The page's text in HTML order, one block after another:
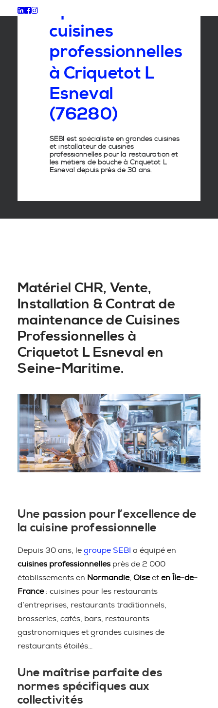
Spécialiste
cuisines
professionnelles
à Criquetot L
Esneval
(76280)
SEBI est spécialiste en grandes cuisines
et installateur de cuisines
professionnelles pour la restauration et
les métiers de bouche à Criquetot L
Esneval depuis près de 30 ans.
Matériel CHR, Vente,
Installation & Contrat de
maintenance de Cuisines
Professionnelles à
Criquetot L Esneval en
Seine-Maritime.
Une passion pour l’excellence de
la cuisine professionnelle
Depuis 30 ans, le groupe SEBI a équipé en
cuisines professionnelles près de 2 000
établissements en Normandie, Oiseet en Île-de-
France: cuisines pour les restaurants
d’entreprises, restaurants traditionnels,
brasseries, cafés, bars, restaurants
gastronomiques et grandes cuisines de
restaurants étoilés…
Une maîtrise parfaite des
normes spécifiques aux
collectivités